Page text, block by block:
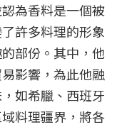
為香料是一個被
許多料理的形象
部份。其中，他
影響，為此他融
如希臘、西班牙
料理疆界，將各